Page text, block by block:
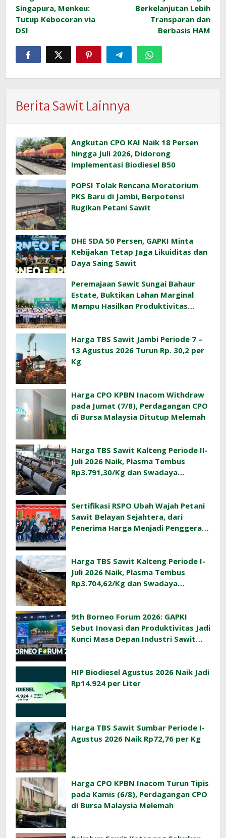
Singapura, Menkeu:
Tutup Kebocoran via
DSI
Berkelanjutan Lebih
Transparan dan
Berbasis HAM
Berita Sawit Lainnya
Angkutan CPO KAI Naik 18 Persen
hingga Juli 2026, Didorong
Implementasi Biodiesel B50
POPSI Tolak Rencana Moratorium
PKS Baru di Jambi, Berpotensi
Rugikan Petani Sawit
DHE SDA 50 Persen, GAPKI Minta
Kebijakan Tetap Jaga Likuiditas dan
Daya Saing Sawit
Peremajaan Sawit Sungai Bahaur
Estate, Buktikan Lahan Marginal
Mampu Hasilkan Produktivitas
Harga TBS Sawit Jambi Periode 7 –
13 Agustus 2026 Turun Rp. 30,2 per
Kg
Harga CPO KPBN Inacom Withdraw
pada Jumat (7/8), Perdagangan CPO
di Bursa Malaysia Ditutup Melemah
Harga TBS Sawit Kalteng Periode II-
Juli 2026 Naik, Plasma Tembus
Rp3.791,30/Kg dan Swadaya
Sertifikasi RSPO Ubah Wajah Petani
Sawit Belayan Sejahtera, dari
Penerima Harga Menjadi Penggerak
Harga TBS Sawit Kalteng Periode I-
Juli 2026 Naik, Plasma Tembus
Rp3.704,62/Kg dan Swadaya
9th Borneo Forum 2026: GAPKI
Sebut Inovasi dan Produktivitas Jadi
Kunci Masa Depan Industri Sawit
HIP Biodiesel Agustus 2026 Naik Jadi
Rp14.924 per Liter
Harga TBS Sawit Sumbar Periode I-
Agustus 2026 Naik Rp72,76 per Kg
Harga CPO KPBN Inacom Turun Tipis
pada Kamis (6/8), Perdagangan CPO
di Bursa Malaysia Melemah